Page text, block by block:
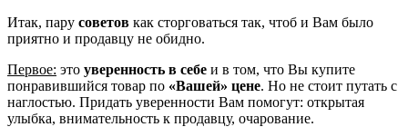
Итак, пару советов как сторговаться так, чтоб и Вам было
приятно и продавцу не обидно.
Первое: это уверенность в себе и в том, что Вы купите
понравившийся товар по «Вашей» цене. Но не стоит путать с
наглостью. Придать уверенности Вам помогут: открытая
улыбка, внимательность к продавцу, очарование.